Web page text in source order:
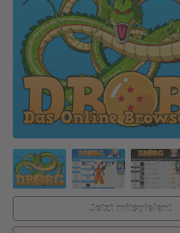
Jetzt mitspielen!